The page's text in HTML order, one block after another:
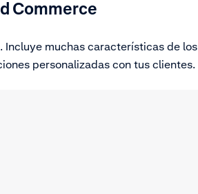
Commerce
Incluye muchas características de los
personalizadas con tus clientes.